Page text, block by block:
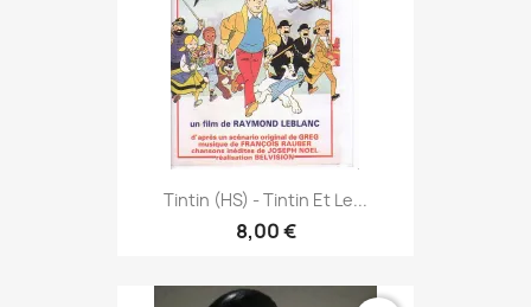
Tintin (HS) - Tintin Et Le...
8,00 €